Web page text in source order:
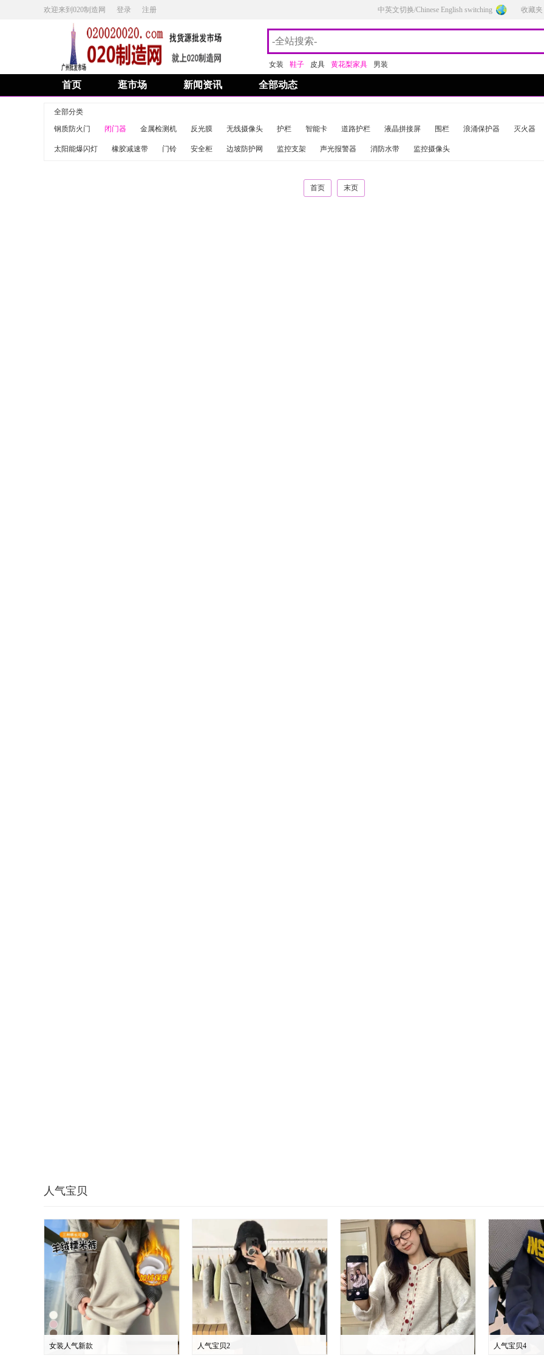
欢迎来到020制造网 登录 注册 中英文切换/Chinese English switching 收藏夹
女装 鞋子 皮具 黄花梨家具 男装
首页 逛市场 新闻资讯 全部动态
全部分类
钢质防火门
闭门器 金属检测机 反光膜 无线摄像头 护栏 智能卡 道路护栏 液晶拼接屏 围栏 浪涌保护器 灭火器
太阳能爆闪灯 橡胶减速带 门铃 安全柜 边坡防护网 监控支架 声光报警器 消防水带 监控摄像头
首页 末页
人气宝贝
女装人气新款 人气宝贝2 人气宝贝4